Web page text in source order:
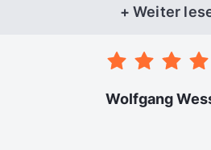
Zufriedenheit erledigt -
+ Weiter
Wolfgang